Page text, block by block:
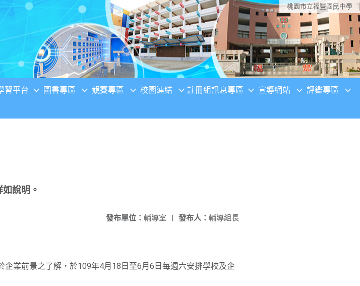
桃園市立福豐國民中學
習平台 圖書專區 競賽專區 校園連結 註冊組訊息專區 宣導網站 評鑑專區
說明。
發布人： 輔導組長
發布單位： 輔導室 |
業前景之了解，於109年4月18日至6月6日每週六安排學校及企